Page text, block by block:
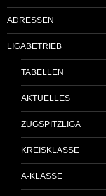
ADRESSEN
LIGABETRIEB
TABELLEN
AKTUELLES
ZUGSPITZLIGA
KREISKLASSE
A-KLASSE